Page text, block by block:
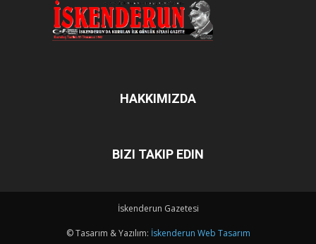
HAKKIMIZDA
BIZI TAKIP EDIN
İskenderun Gazetesi
© Tasarım & Yazılım: İskenderun Web Tasarım